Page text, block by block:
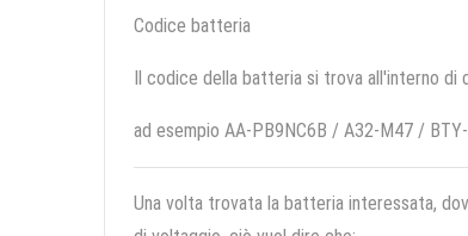
Codice batteria
Il codice della batteria si trova all'interno
ad esempio AA-PB9NC6B / A32-M47 /
Una volta trovata la batteria interessata,